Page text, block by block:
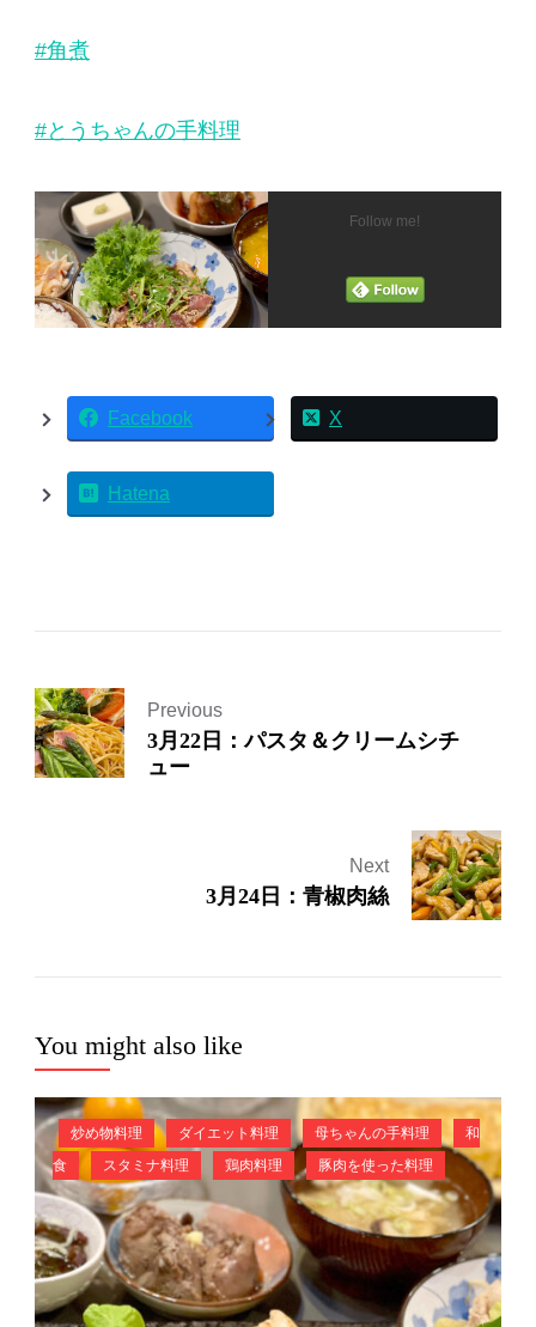
#角煮
#とうちゃんの手料理
Follow me!
Facebook X
Hatena
Previous
3月22日：パスタ＆クリームシチ
ュー
Next
3月24日：青椒肉絲
You might also like
炒め物料理 ダイエット料理 母ちゃんの手料理
和
食
スタミナ料理 鶏肉料理 豚肉を使った料理